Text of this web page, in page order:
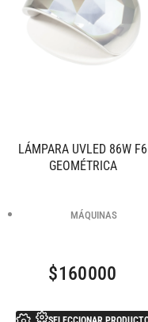
LÁMPARA UVLED 86W F6
GEOMÉTRICA
MÁQUINAS
$160000